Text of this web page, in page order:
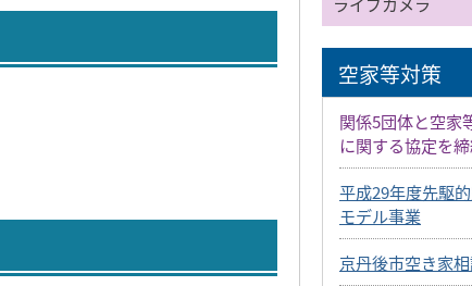
空家等対策
関係5団体と空家
に関する協定を
平成29年度先駆
モデル事業
京丹後市空き家